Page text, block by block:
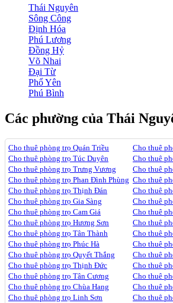
Thái Nguyên
Sông Công
Định Hóa
Phú Lương
Đồng Hỷ
Võ Nhai
Đại Từ
Phổ Yên
Phú Bình
Các phường của Thái
Cho thuê phòng trọ Quán Triều
Cho thuê
Cho thuê phòng trọ Túc Duyên
Cho thuê
Cho thuê phòng trọ Trưng Vương
Cho thuê
Cho thuê phòng trọ Phan Đình Phùng Cho thuê
Cho thuê phòng trọ Thịnh Đán
Cho thuê
Cho thuê phòng trọ Gia Sàng
Cho thuê
Cho thuê phòng trọ Cam Giá
Cho thuê
Cho thuê phòng trọ Hương Sơn
Cho thuê
Cho thuê phòng trọ Tân Thành
Cho thuê
Cho thuê phòng trọ Phúc Hà
Cho thuê
Cho thuê phòng trọ Quyết Thắng
Cho thuê
Cho thuê phòng trọ Thịnh Đức
Cho thuê
Cho thuê phòng trọ Tân Cương
Cho thuê
Cho thuê phòng trọ Chùa Hang
Cho thuê
Cho thuê phòng trọ Linh Sơn
Cho thuê